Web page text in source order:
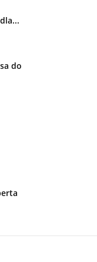
do